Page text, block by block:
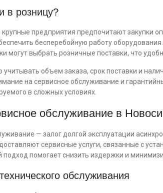
в розницу?
крупные предприятия предпочитают закупки
бесперебойную работу
могут выбрать розничные поставки, что
учитывать объем заказа, срок поставки и
на сервисное обслуживание и
в сложных условиях.
обслуживание в
— залог долгой эксплуатации
сервисные услуги, связанные с
подход помогает снизить издержки и
обслуживания